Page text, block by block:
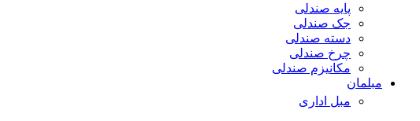
پایه صندلی
جک صندلی
دسته صندلی
چرخ صندلی
مکانیزم صندلی
مبلمان
مبل اداری